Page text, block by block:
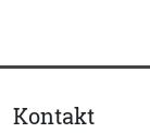
Kontakt